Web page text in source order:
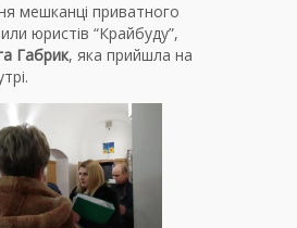
мешканці приватного
юристів “Крайбуду”,
Габрик, яка прийшла на